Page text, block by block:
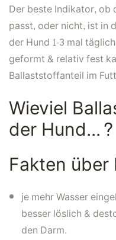
Der beste Indikator,
passt, oder nicht, ist in
der Hund 1-3 mal
geformt & relativ fest
Ballaststoffanteil im
Wieviel
der Hund...?
Fakten
je mehr Wasser
besser löslich &
den Darm.